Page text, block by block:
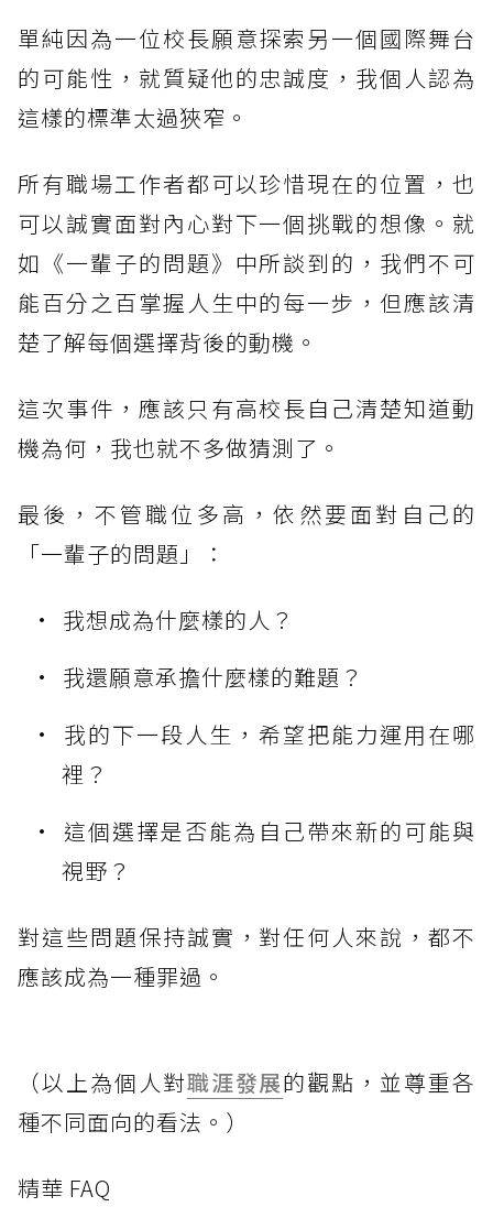
單純因為一位校長願意探索另一個國際舞台
的可能性，就質疑他的忠誠度，我個人認為
這樣的標準太過狹窄。
所有職場工作者都可以珍惜現在的位置，也
可以誠實面對內心對下一個挑戰的想像。就
如《一輩子的問題》中所談到的，我們不可
能百分之百掌握人生中的每一步，但應該清
楚了解每個選擇背後的動機。
這次事件，應該只有高校長自己清楚知道動
機為何，我也就不多做猜測了。
最後，不管職位多高，依然要面對自己的
「一輩子的問題」：
我想成為什麼樣的人？
我還願意承擔什麼樣的難題？
我的下一段人生，希望把能力運用在哪
裡？
這個選擇是否能為自己帶來新的可能與
視野？
對這些問題保持誠實，對任何人來說，都不
應該成為一種罪過。
（以上為個人對職涯發展的觀點，並尊重各
種不同面向的看法。）
精華 FAQ